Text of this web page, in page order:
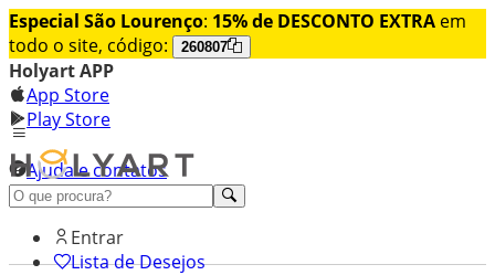
Especial São Lourenço: 15% de DESCONTO EXTRA em
todo o site, código:
260807
Holyart APP
App Store
Play Store
Ajuda e contatos
Conheça premium
Entrar
Lista de Desejos